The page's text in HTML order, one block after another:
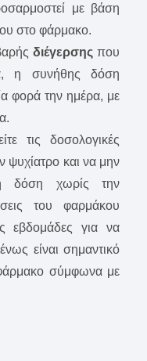
με βάση
στο φάρμακο.
διέγερσηςπου
η συνήθης δόση
φορά την ημέρα, με
τις δοσολογικές
ψυχίατρο και να μην
δόση χωρίς την
του φαρμάκου
εβδομάδες για να
είναι σημαντικό
σύμφωνα με